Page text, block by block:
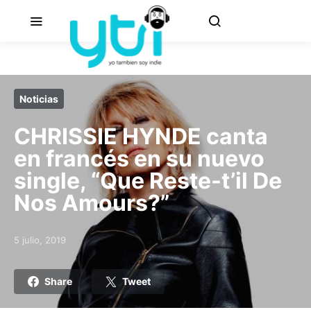
Noticias
CHRISSIE HYNDE canta
en francés en su nuevo
single, “Que Reste-t’il De
Nos Amours?”
Posted on
5 julio, 2019
Share Tweet